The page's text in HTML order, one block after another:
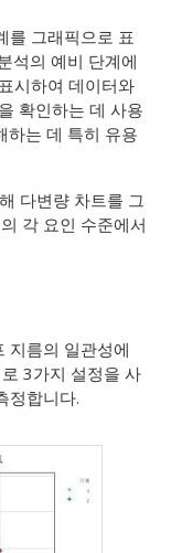
를 그래픽으로 표
석의 예비 단계에
시하여 데이터와
확인하는 데 사용
하는 데 특히 유용
다변량 차트를 그
각 요인 수준에서
지름의 일관성에
3가지 설정을 사
정합니다.